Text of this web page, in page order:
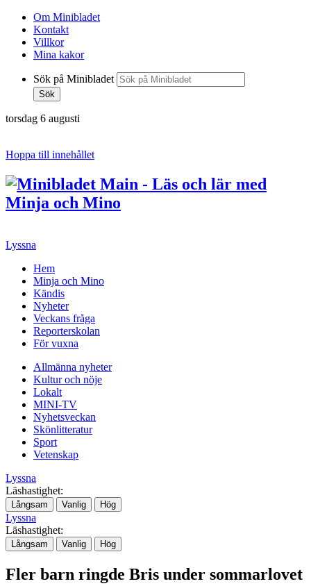
Om Minibladet
Kontakt
Villkor
Mina kakor
Sök på Minibladet
Sök
torsdag 6 augusti
Hoppa till innehållet
Lyssna
Hem
Minja och Mino
Kändis
Nyheter
Veckans fråga
Reporterskolan
För vuxna
Allmänna nyheter
Kultur och nöje
Lokalt
MINI-TV
Nyhetsveckan
Skönlitteratur
Sport
Vetenskap
Lyssna
Läshastighet:
Långsam Vanlig Hög
Lyssna
Läshastighet:
Långsam Vanlig Hög
Fler barn ringde Bris under sommarlovet